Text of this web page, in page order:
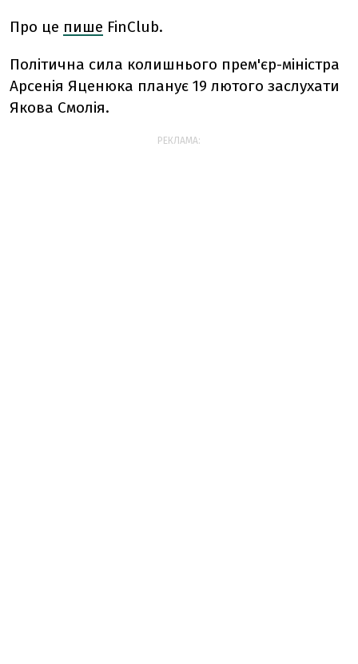
Про це пише FinClub.
Політична сила колишнього прем'єр-міністра
Арсенія Яценюка планує 19 лютого заслухати
Якова Смолія.
РЕКЛАМА: